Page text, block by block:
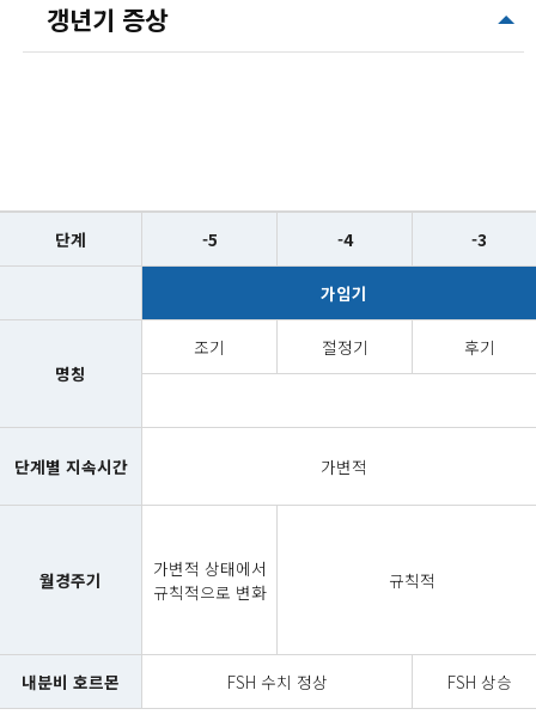
갱년기 증상
단계 -5 -4 -3
가임기
명칭
조기 절정기 후기
단계별 지속시간 가변적
월경주기
가변적 상태에서
규칙적으로 변화
규칙적
내분비 호르몬 FSH 수치 정상 FSH 상승